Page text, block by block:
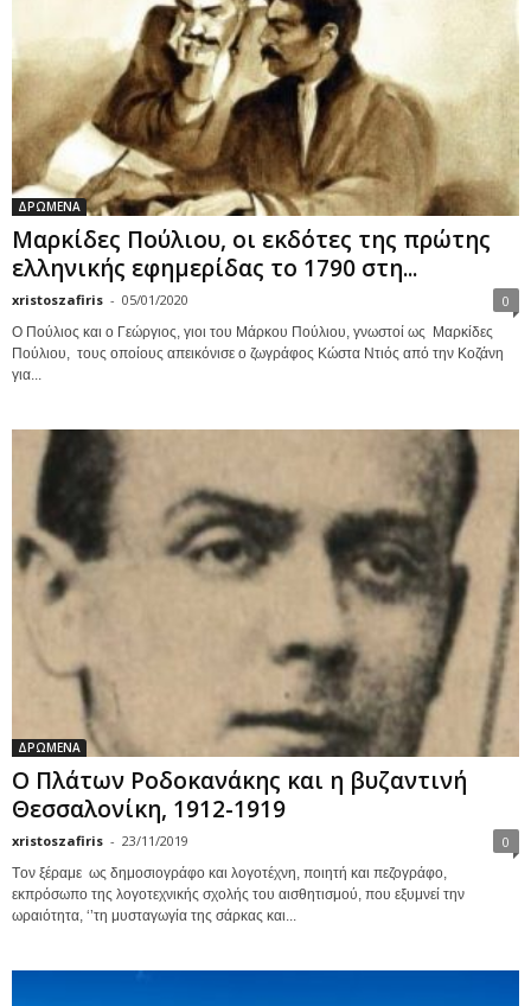
ΔΡΩΜΕΝΑ
Μαρκίδες Πούλιου, οι εκδότες της πρώτης
ελληνικής εφημερίδας το 1790 στη...
xristoszafiris - 05/01/2020 0
Ο Πούλιος και ο Γεώργιος, γιοι του Μάρκου Πούλιου, γνωστοί ως Μαρκίδες
Πούλιου, τους οποίους απεικόνισε ο ζωγράφος Κώστα Ντιός από την Κοζάνη
για...
ΔΡΩΜΕΝΑ
Ο Πλάτων Ροδοκανάκης και η βυζαντινή
Θεσσαλονίκη, 1912-1919
xristoszafiris - 23/11/2019 0
Tον ξέραμε ως δημοσιογράφο και λογοτέχνη, ποιητή και πεζογράφο,
εκπρόσωπο της λογοτεχνικής σχολής του αισθητισμού, που εξυμνεί την
ωραιότητα, ‘’τη μυσταγωγία της σάρκας και...